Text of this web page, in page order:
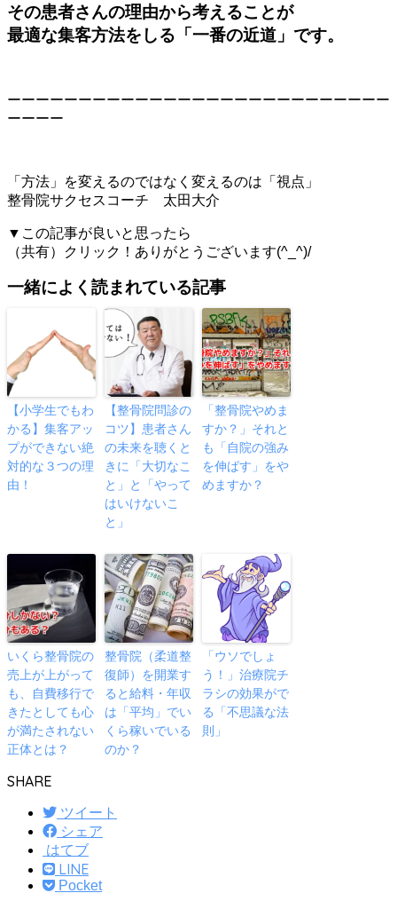
その患者さんの理由から考えることが
最適な集客方法をしる「一番の近道」です。
ーーーーーーーーーーーーーーーーーーーーーーーーーーー
ーーーー
「方法」を変えるのではなく変えるのは「視点」
整骨院サクセスコーチ 太田大介
▼この記事が良いと思ったら
（共有）クリック！ありがとうございます(^_^)/
一緒によく読まれている記事
【小学生でもわ
かる】集客アッ
プができない絶
対的な３つの理
由！
【整骨院問診の
コツ】患者さん
の未来を聴くと
きに「大切なこ
と」と「やって
はいけないこ
と」
「整骨院やめま
すか？」それと
も「自院の強み
を伸ばす」をや
めますか？
いくら整骨院の
売上が上がって
も、自費移行で
きたとしても心
が満たされない
正体とは？
整骨院（柔道整
復師）を開業す
ると給料・年収
は「平均」でい
くら稼いでいる
のか？
「ウソでしょ
う！」治療院チ
ラシの効果がで
る「不思議な法
則」
SHARE
ツイート
シェア
はてブ
LINE
Pocket